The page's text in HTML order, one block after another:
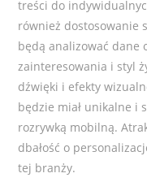
treści do
również dostosowanie
będą analizować dane
zainteresowania i styl
dźwięki i efekty
będzie miał unikalne i
rozrywką mobilną.
dbałość o
tej branży.